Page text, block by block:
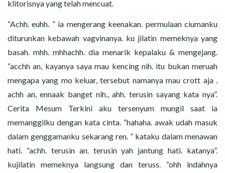
klitorisnya yang telah mencuat.
“Achh. euhh. ” ia mengerang keenakan. permulaan ciumanku
diturunkan kebawah vagvinanya. ku jilatin memeknya yang
basah. mhh. mhhachh. dia menarik kepalaku & mengejang.
“acchh an, kayanya saya mau kencing nih. itu bukan meruah
mengapa yang mo keluar, tersebut namanya mau crott aja .
achh an, ennaak banget nih., ahh. terusin sayang kata nya”.
Cerita Mesum Terkini aku tersenyum mungil saat ia
memanggilku dengan kata cinta. “hahaha. awak udah masuk
dalam genggamanku sekarang ren. ” kataku dalam menawan
hati. “achh. terusin an. terusin yah jantung hati. katanya”.
kujilatin memeknya langsung dan teruss. “ohh indahnya